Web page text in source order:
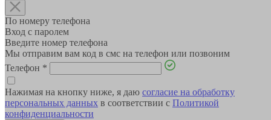
По номеру телефона
Вход с паролем
Введите номер телефона
Мы отправим вам код в смс на телефон или позвоним
Телефон *
Нажимая на кнопку ниже, я даю согласие на обработку
персональных данных в соответствии с Политикой
конфиденциальности